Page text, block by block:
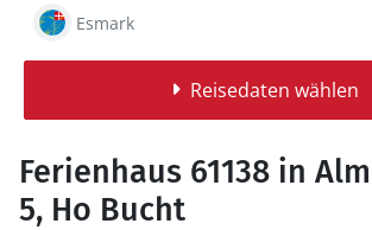
Esmark
Reisedaten wählen
Ferienhaus 61138 in
5, Ho Bucht